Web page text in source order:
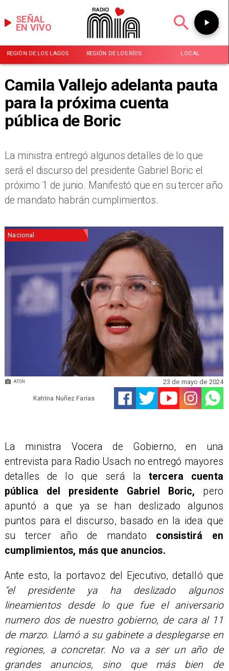
EN VIVO
SEÑAL
REGIÓN DE LOS LAGOS REGIÓN DE LOS RÍOS LOCAL
Camila Vallejo adelanta pauta
para la próxima cuenta
pública de Boric
La ministra entregó algunos detalles de lo que
será el discurso del presidente Gabriel Boric el
próximo 1 de junio. Manifestó que en su tercer año
de mandato habrán cumplimientos.
ATON
Nacional
Katrina Nuñez Farias
23 de mayo de 2024
La ministra Vocera de Gobierno, en una
entrevista para Radio Usach no entregó mayores
detalles de lo que será la tercera cuenta
pública del presidente Gabriel Boric, pero
apuntó a que ya se han deslizado algunos
puntos para el discurso, basado en la idea que
su tercer año de mandato consistirá en
cumplimientos, más que anuncios.
Ante esto, la portavoz del Ejecutivo, detalló que
"el presidente ya ha deslizado algunos
lineamientos desde lo que fue el aniversario
numero dos de nuestro gobierno, de cara al 11
de marzo. Llamó a su gabinete a desplegarse en
regiones, a concretar. No va a ser un año de
grandes anuncios, sino que más bien de